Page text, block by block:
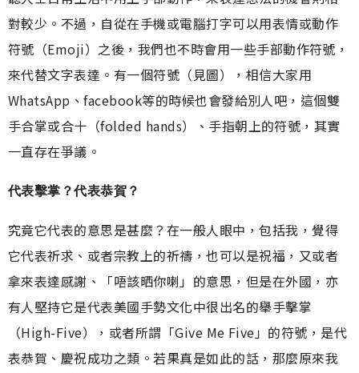
對較少。不過，自從在手機或電腦打字可以用表情或動作
符號（Emoji）之後，我們也不時會用一些手部動作符號，
來代替文字表達。有一個符號（見圖），相信大家用
WhatsApp、facebook等的時候也會發給別人吧，這個雙
手合掌或合十（folded hands）、手指朝上的符號，其實
一直存在爭議。
代表擊掌？代表恭賀？
究竟它代表的意思是甚麼？在一般人眼中，包括我，覺得
它代表祈求、或者宗教上的祈禱，也可以是祝福，又或者
拿來表達感謝、「唔該晒你喇」的意思，但是在外國，亦
有人堅持它是代表美國手勢文化中很出名的舉手擊掌
（High-Five），或者所謂「Give Me Five」的符號，是代
表恭賀、慶祝成功之類。若果真是如此的話，那麼原來我